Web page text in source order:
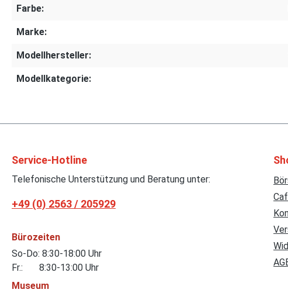
Farbe:
Marke:
Modellhersteller:
Modellkategorie:
Service-Hotline
Telefonische Unterstützung und Beratung unter:
+49 (0) 2563 / 205929
Bürozeiten
So-Do: 8:30-18:00 Uhr
Fr.: 8:30-13:00 Uhr
Museum